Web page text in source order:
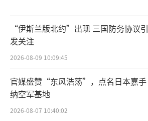
“伊斯兰版北约”出现 三国防务协议引
发关注
2026-08-09 10:09:45
官媒盛赞“东风浩荡”，点名日本嘉手
纳空军基地
2026-08-07 10:40:02